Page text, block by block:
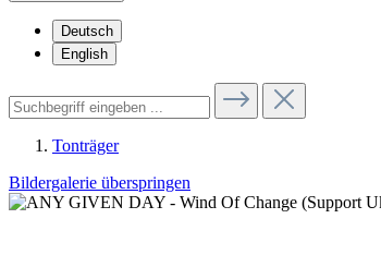
Deutsch
English
Tonträger
Bildergalerie überspringen